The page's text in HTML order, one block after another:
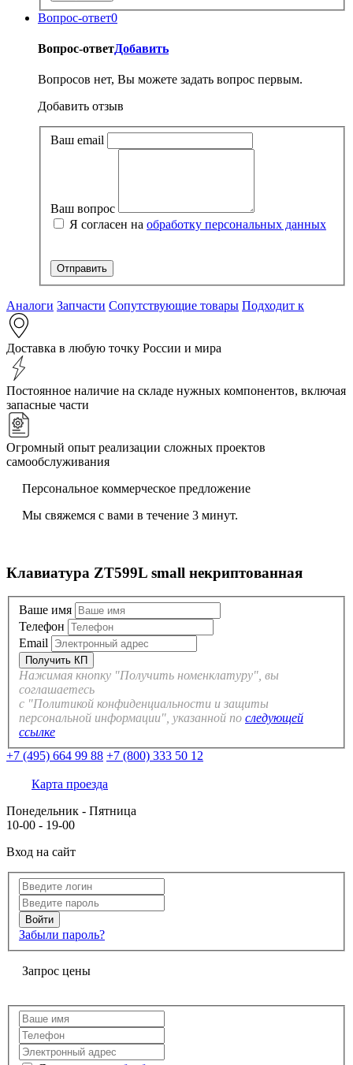
Вопрос-ответ0
Вопрос-ответДобавить
Вопросов нет, Вы можете задать вопрос первым.
Добавить отзыв
Ваш email
Ваш вопрос
Я согласен на обработку персональных данных
Аналоги Запчасти Сопутствующие товары Подходит к
Доставка в любую точку России и мира
Постоянное наличие на складе нужных компонентов, включая
запасные части
Огромный опыт реализации сложных проектов
самообслуживания
Персональное коммерческое предложение
Мы свяжемся с вами в течение 3 минут.
Клавиатура ZT599L small некриптованная
Ваше имя
Телефон
Email
Нажимая кнопку "Получить номенклатуру", вы
соглашаетесь
с "Политикой конфиденциальности и защиты
персональной информации", указанной по следующей
ссылке
+7 (495) 664 99 88 +7 (800) 333 50 12
Карта проезда
Понедельник - Пятница
10-00 - 19-00
Вход на сайт
Забыли пароль?
Запрос цены